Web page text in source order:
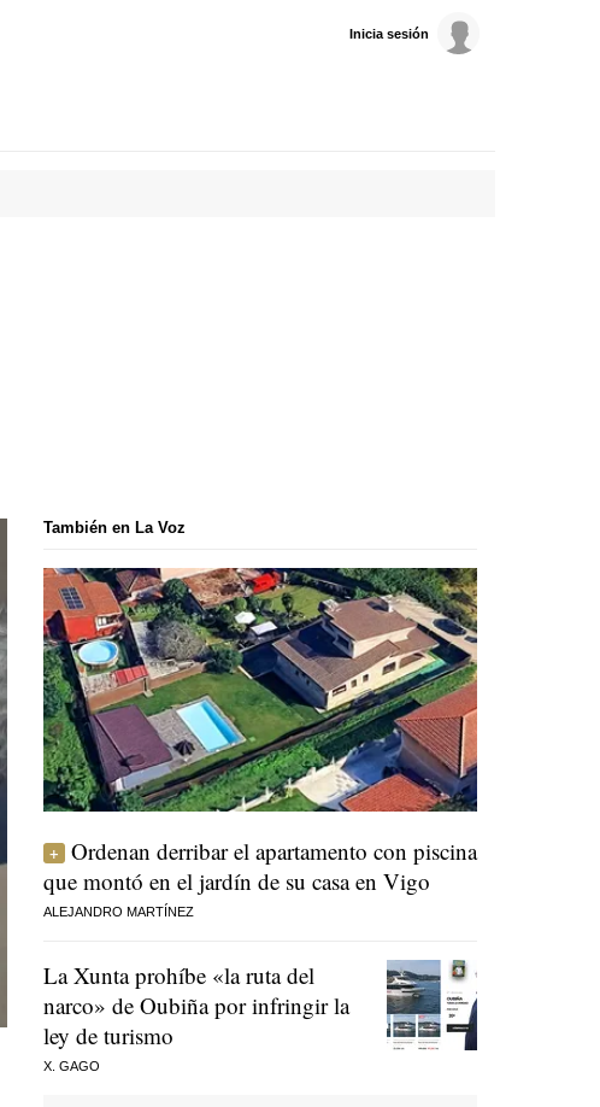
Inicia sesión
También en La Voz
Ordenan derribar el apartamento con piscina
que montó en el jardín de su casa en Vigo
ALEJANDRO MARTÍNEZ
La Xunta prohíbe «la ruta del
narco» de Oubiña por infringir la
ley de turismo
X. GAGO